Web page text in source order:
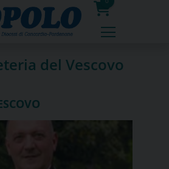
0
prodotti
del Vescovo